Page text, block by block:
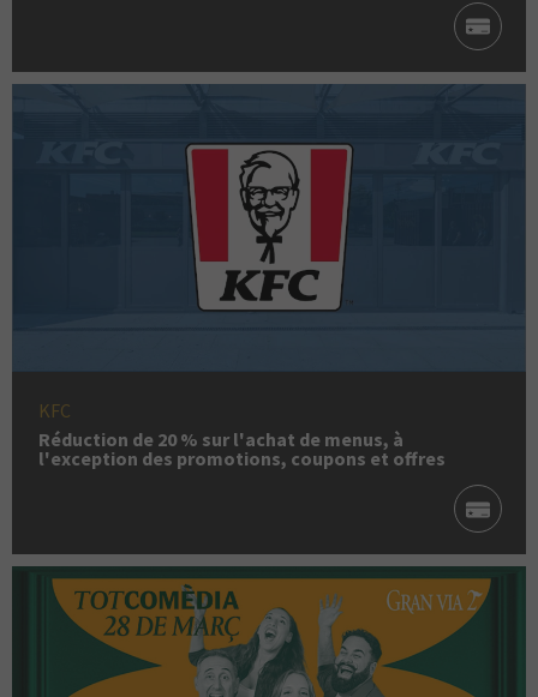
KFC
Réduction de 20 % sur l'achat de menus, à
l'exception des promotions, coupons et offres